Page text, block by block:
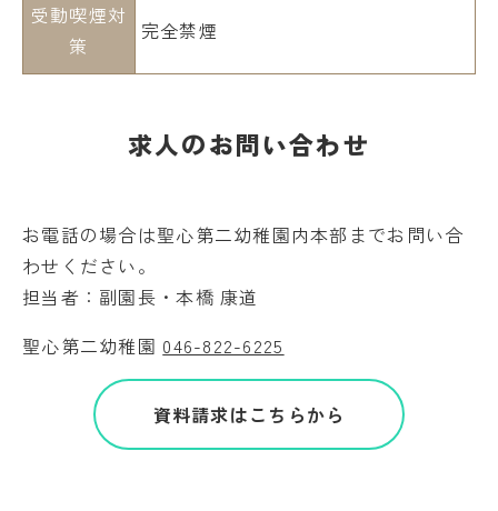
受動喫煙対
策
完全禁煙
求人のお問い合わせ
お電話の場合は聖心第二幼稚園内本部までお問い合
わせください。
担当者：副園長・本橋 康道
聖心第二幼稚園 046-822-6225
資料請求はこちらから